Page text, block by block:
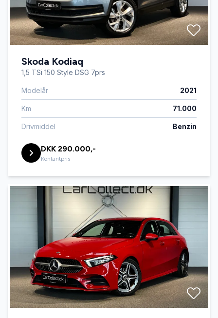
Skoda Kodiaq
1,5 TSi 150 Style DSG 7prs
Modelår 2021
Km 71.000
Drivmiddel Benzin
DKK 290.000,-
Kontantpris